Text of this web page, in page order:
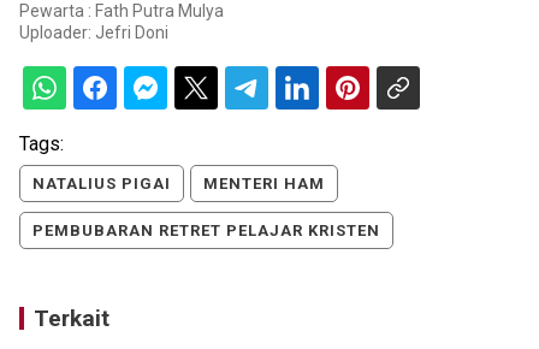
Pewarta : Fath Putra Mulya
Uploader: Jefri Doni
Tags:
NATALIUS PIGAI MENTERI HAM
PEMBUBARAN RETRET PELAJAR KRISTEN
Terkait